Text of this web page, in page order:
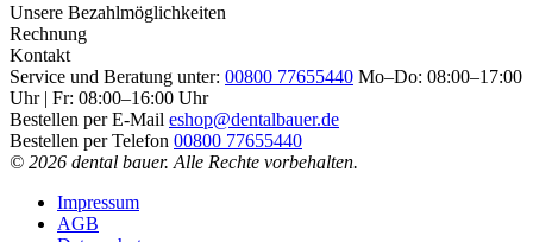
Unsere Bezahlmöglichkeiten
Rechnung
Kontakt
Service und Beratung unter: 00800 77655440 Mo–Do: 08:00–17:00
Uhr | Fr: 08:00–16:00 Uhr
Bestellen per E-Mail eshop@dentalbauer.de
Bestellen per Telefon 00800 77655440
© 2026 dental bauer. Alle Rechte vorbehalten.
Impressum
AGB